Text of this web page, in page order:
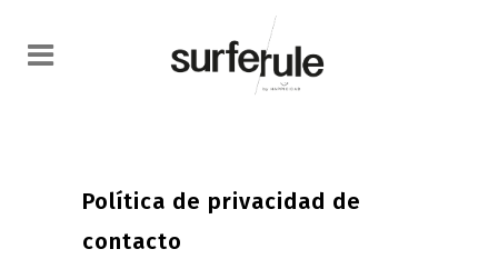
Política de privacidad de
contacto